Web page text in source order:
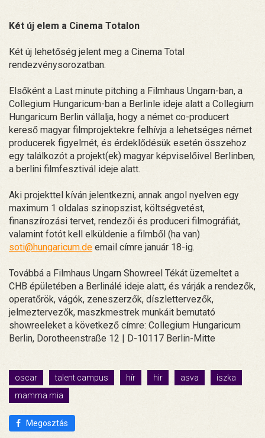
Két új elem a Cinema Totalon
Két új lehetőség jelent meg a Cinema Total
rendezvénysorozatban.
Elsőként a Last minute pitching a Filmhaus Ungarn-ban, a
Collegium Hungaricum-ban a Berlinle ideje alatt a Collegium
Hungaricum Berlin vállalja, hogy a német co-producert
kereső magyar filmprojektekre felhívja a lehetséges német
producerek figyelmét, és érdeklődésük esetén összehoz
egy találkozót a projekt(ek) magyar képviselőivel Berlinben,
a berlini filmfesztivál ideje alatt.
Aki projekttel kíván jelentkezni, annak angol nyelven egy
maximum 1 oldalas szinopszist, költségvetést,
finanszírozási tervet, rendezői és produceri filmográfiát,
valamint fotót kell elküldenie a filmből (ha van)
soti@hungaricum.de email címre január 18-ig.
Továbbá a Filmhaus Ungarn Showreel Tékát üzemeltet a
CHB épületében a Berlinálé ideje alatt, és várják a rendezők,
operatőrök, vágók, zeneszerzők, díszlettervezők,
jelmeztervezők, maszkmestrek munkáit bemutató
showreeleket a következő címre: Collegium Hungaricum
Berlin, Dorotheenstraße 12 | D-10117 Berlin-Mitte
oscar talent campus hír hir asva
iszka
mamma mia
Megosztás